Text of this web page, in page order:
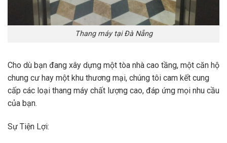
Thang máy tại Đà Nẵng
Cho dù bạn đang xây dựng một tòa nhà cao tầng, một căn hộ
chung cư hay một khu thương mại, chúng tôi cam kết cung
cấp các loại thang máy chất lượng cao, đáp ứng mọi nhu cầu
của bạn.
Sự Tiện Lợi: